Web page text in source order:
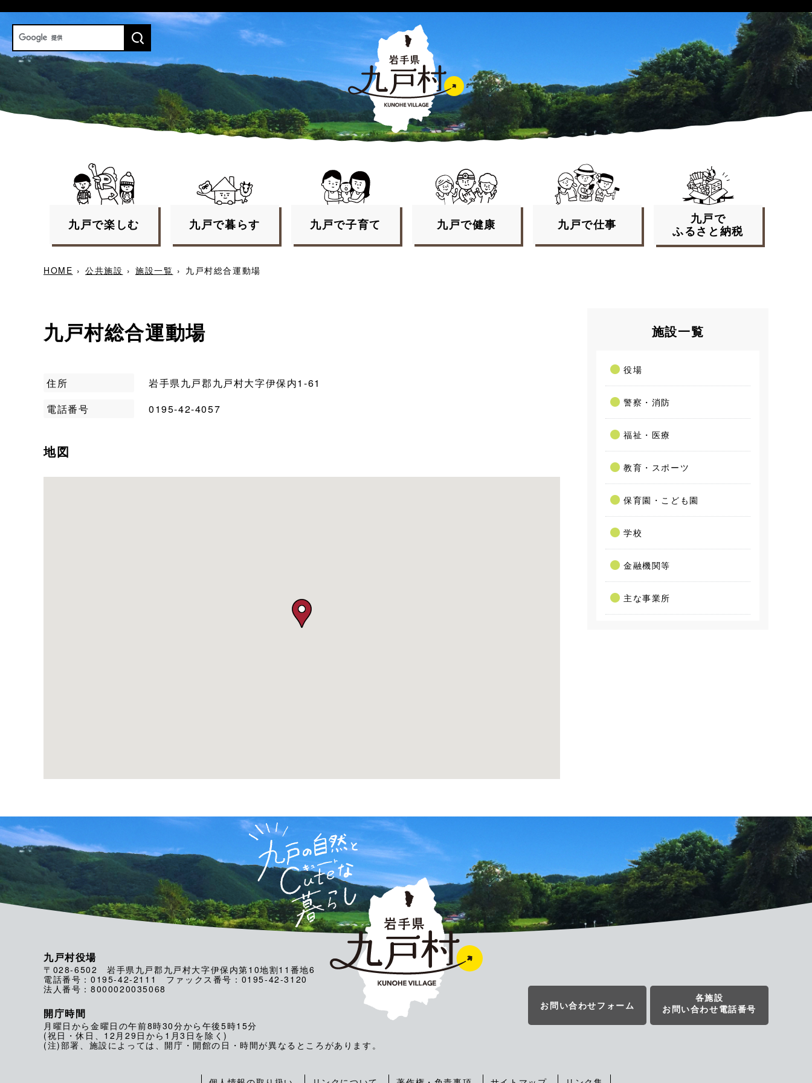
九戸で楽しむ 九戸で暮らす 九戸で子育て 九戸で健康 九戸で仕事
九戸で
ふるさと納税
HOME › 公共施設 › 施設一覧 › 九戸村総合運動場
九戸村総合運動場
住所
岩手県九戸郡九戸村大字伊保内1-61
電話番号
0195-42-4057
地図
施設一覧
役場
警察・消防
福祉・医療
教育・スポーツ
保育園・こども園
学校
金融機関等
主な事業所
九戸村役場
〒028-6502 岩手県九戸郡九戸村大字伊保内第10地割11番地6
電話番号：0195-42-2111 ファックス番号：0195-42-3120
法人番号：8000020035068
開庁時間
月曜日から金曜日の午前8時30分から午後5時15分
(祝日・休日、12月29日から1月3日を除く)
(注)部署、施設によっては、開庁・開館の日・時間が異なるところがあります。
お問い合わせフォーム
各施設
お問い合わせ電話番号